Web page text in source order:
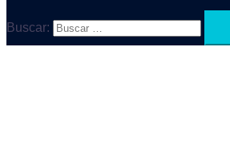
Buscar: